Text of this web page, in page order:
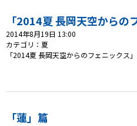
「2014夏 長岡天空からの
2014年8月19日 13:00
カテゴリ：夏
「2014夏 長岡天空からのフェニックス
「蓮」篇